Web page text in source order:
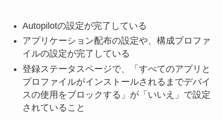
Autopilotの設定が完了している
アプリケーション配布の設定や、構成プロファ
イルの設定が完了している
登録ステータスページで、「すべてのアプリと
プロファイルがインストールされるまでデバイ
スの使用をブロックする」が「いいえ」で設定
されていること